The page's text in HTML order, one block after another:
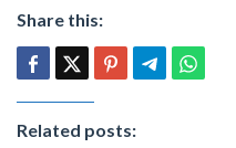
Share this:
Related posts: